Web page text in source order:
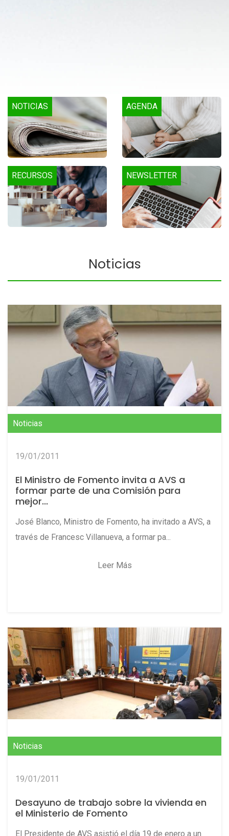
NOTICIAS AGENDA
RECURSOS NEWSLETTER
Noticias
Noticias
19/01/2011
El Ministro de Fomento invita a AVS a
formar parte de una Comisión para
mejor...
José Blanco, Ministro de Fomento, ha invitado a AVS, a
través de Francesc Villanueva, a formar pa...
Leer Más
Noticias
19/01/2011
Desayuno de trabajo sobre la vivienda en
el Ministerio de Fomento
El Presidente de AVS asistió el día 19 de enero a un